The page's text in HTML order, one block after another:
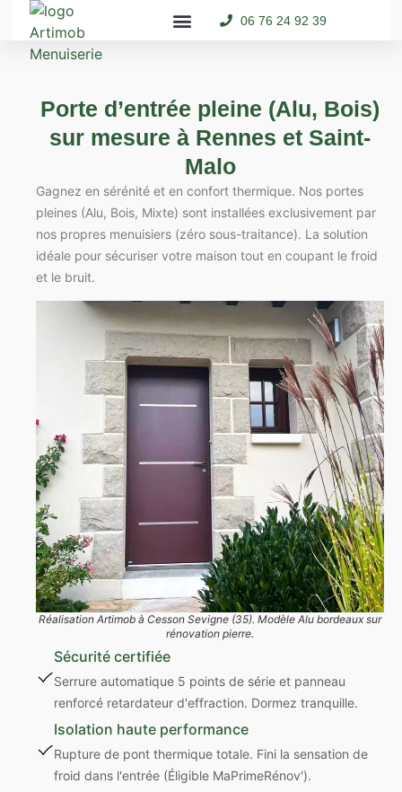
06 76 24 92 39
Porte d’entrée pleine (Alu, Bois)
sur mesure à Rennes et Saint-
Malo
Gagnez en sérénité et en confort thermique. Nos portes
pleines (Alu, Bois, Mixte) sont installées exclusivement par
nos propres menuisiers (zéro sous-traitance). La solution
idéale pour sécuriser votre maison tout en coupant le froid
et le bruit.
Réalisation Artimob à Cesson Sevigne (35). Modèle Alu bordeaux sur
rénovation pierre.
Sécurité certifiée
Serrure automatique 5 points de série et panneau
renforcé retardateur d'effraction. Dormez tranquille.
Isolation haute performance
Rupture de pont thermique totale. Fini la sensation de
froid dans l'entrée (Éligible MaPrimeRénov').